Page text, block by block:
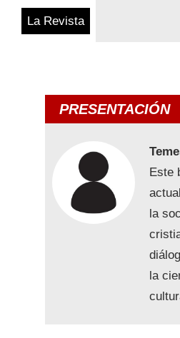
La Revista
PRESENTACIÓN
Este
la
la